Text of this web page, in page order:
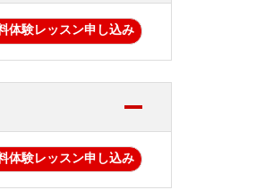
体験レッスン申し込み
体験レッスン申し込み